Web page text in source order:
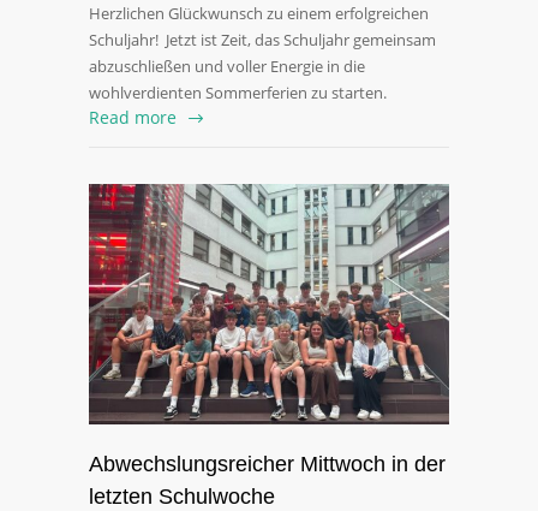
Herzlichen Glückwunsch zu einem erfolgreichen
Schuljahr! Jetzt ist Zeit, das Schuljahr gemeinsam
abzuschließen und voller Energie in die
wohlverdienten Sommerferien zu starten.
Read more
Abwechslungsreicher Mittwoch in der
letzten Schulwoche